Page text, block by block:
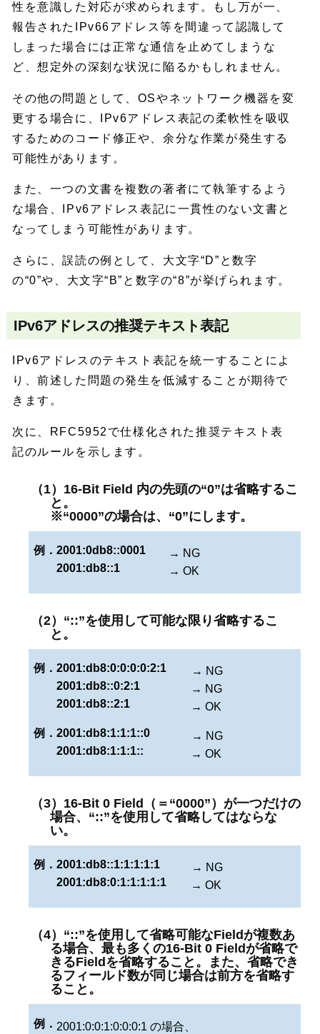
性を意識した対応が求められます。もし万が一、
報告されたIPv66アドレス等を間違って認識して
しまった場合には正常な通信を止めてしまうな
ど、想定外の深刻な状況に陥るかもしれません。
その他の問題として、OSやネットワーク機器を変
更する場合に、IPv6アドレス表記の柔軟性を吸収
するためのコード修正や、余分な作業が発生する
可能性があります。
また、一つの文書を複数の著者にて執筆するよう
な場合、IPv6アドレス表記に一貫性のない文書と
なってしまう可能性があります。
さらに、誤読の例として、大文字“D”と数字
の“0”や、大文字“B”と数字の“8”が挙げられます。
IPv6アドレスの推奨テキスト表記
IPv6アドレスのテキスト表記を統一することによ
り、前述した問題の発生を低減することが期待で
きます。
次に、RFC5952で仕様化された推奨テキスト表
記のルールを示します。
（1）16-Bit Field 内の先頭の“0”は省略するこ
と。
※“0000”の場合は、“0”にします。
例．2001:0db8::0001
→ NG
2001:db8::1
→ OK
（2）“::”を使用して可能な限り省略するこ
と。
例．2001:db8:0:0:0:0:2:1
→ NG
2001:db8::0:2:1
→ NG
2001:db8::2:1
→ OK
例．2001:db8:1:1:1::0
→ NG
2001:db8:1:1:1::
→ OK
（3）16-Bit 0 Field（＝“0000”）が一つだけの
場合、“::”を使用して省略してはならな
い。
例．2001:db8::1:1:1:1:1
→ NG
2001:db8:0:1:1:1:1:1
→ OK
（4）“::”を使用して省略可能なFieldが複数あ
る場合、最も多くの16-Bit 0 Fieldが省略で
きるFieldを省略すること。また、省略でき
るフィールド数が同じ場合は前方を省略す
ること。
例． 2001:0:0:1:0:0:0:1 の場合、